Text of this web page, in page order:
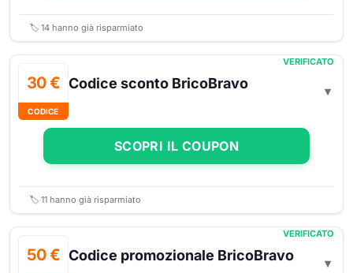
🏷️ 14 hanno già risparmiato
30 €
CODICE
VERIFICATO
Codice sconto BricoBravo
SCOPRI IL COUPON
🏷️ 11 hanno già risparmiato
50 €
VERIFICATO
Codice promozionale BricoBravo